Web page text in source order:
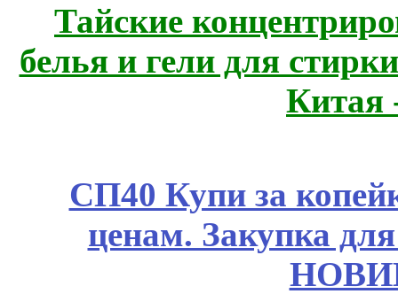
Тайские
белья и гели для
Китая
СП40 Купи за
ценам. Закупка